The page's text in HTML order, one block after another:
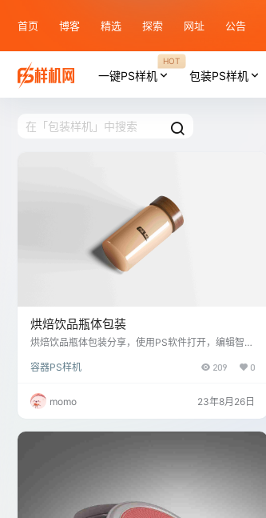
首页 博客 精选 探索 网址 公告
一键PS样机
HOT
包装PS样机
烘焙饮品瓶体包装
烘焙饮品瓶体包装分享，使用PS软件打开，编辑智能
容器PS样机
209 0
momo 23年8月26日